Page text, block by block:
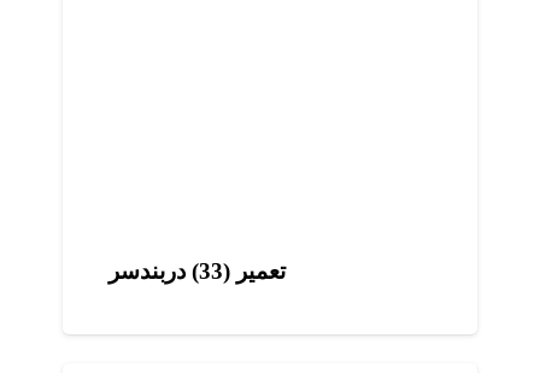
تعمیر (33) دربندسر